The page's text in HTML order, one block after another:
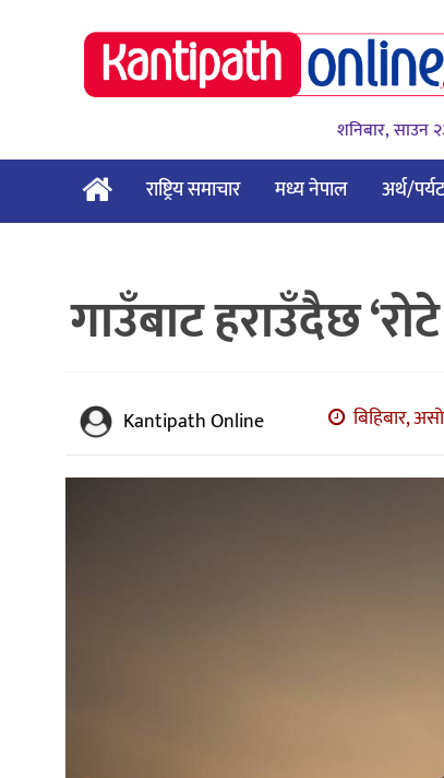
शनिबार, साउन
राष्ट्रिय समाचार मध्य नेपाल अर्थ/
गाउँबाट हराउँदैछ
Kantipath Online बिहिबार,